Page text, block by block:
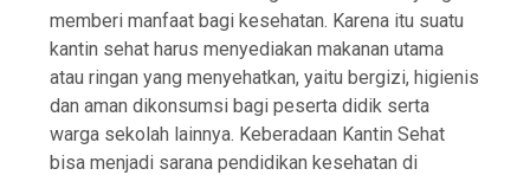
memberi manfaat bagi kesehatan. Karena itu suatu
kantin sehat harus menyediakan makanan utama
atau ringan yang menyehatkan, yaitu bergizi, higienis
dan aman dikonsumsi bagi peserta didik serta
warga sekolah lainnya. Keberadaan Kantin Sehat
bisa menjadi sarana pendidikan kesehatan di